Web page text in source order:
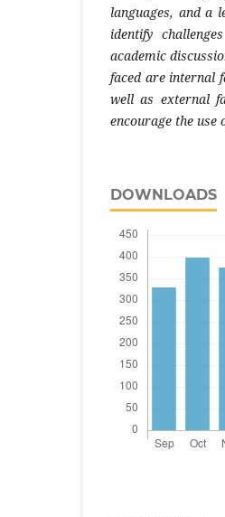
languages, and a
identify
academic
faced are internal
well as external
encourage the use
DOWNLOADS